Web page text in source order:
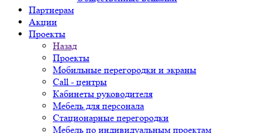
Партнерам
Акции
Проекты
Назад
Проекты
Мобильные перегородки и экраны
Call - центры
Кабинеты руководителя
Мебель для персонала
Стационарные перегородки
Мебель по индивидуальным проектам